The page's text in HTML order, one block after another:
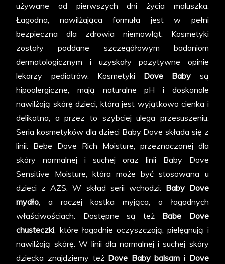
używane od pierwszych dni życia maluszka.
Łagodna, nawilżająca formuła jest w pełni
bezpieczna dla zdrowia niemowląt. Kosmetyki
zostały poddane szczegółowym badaniom
dermatologicznym i uzyskały pozytywne opinie
lekarzy pediatrów. Kosmetyki Dove Baby są
hipoalergiczne, mają naturalne pH i doskonale
nawilżają skórę dzieci, która jest wyjątkowo cienka i
delikatna, a przez to szybciej ulega przesuszeniu.
Seria kosmetyków dla dzieci Baby Dove składa się z
linii: Bebe Dove Rich Moisture, przeznaczonej dla
skóry normalnej i suchej oraz linii Baby Dove
Sensitive Moisture, która może być stosowana u
dzieci z AZS. W skład serii wchodzi: Baby Dove
mydło, a raczej kostka myjąca, o łagodnych
właściwościach. Dostępne są też Babe Dove
chusteczki, które łagodnie oczyszczają, pielęgnują i
nawilżają skórę. W linii dla normalnej i suchej skóry
dziecka znajdziemy też Dove Baby balsam i Dove